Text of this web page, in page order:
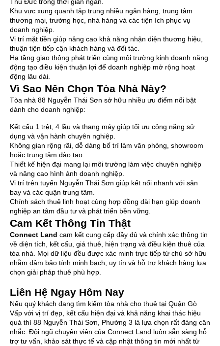
Thủ Đức trong thời gian ngắn.
Khu vực xung quanh tập trung nhiều ngân hàng, trung tâm
thương mại, trường học, nhà hàng và các tiện ích phục vụ
doanh nghiệp.
Vị trí mặt tiền giúp nâng cao khả năng nhận diện thương hiệu,
thuận tiện tiếp cận khách hàng và đối tác.
Hạ tầng giao thông phát triển cùng môi trường kinh doanh năng
động tạo điều kiện thuận lợi để doanh nghiệp mở rộng hoạt
động lâu dài.
Vì Sao Nên Chọn Tòa Nhà Này?
Tòa nhà 88 Nguyễn Thái Sơn sở hữu nhiều ưu điểm nổi bật
dành cho doanh nghiệp:
Kết cấu 1 trệt, 4 lầu và thang máy giúp tối ưu công năng sử
dụng và vận hành chuyên nghiệp.
Không gian rộng rãi, dễ dàng bố trí làm văn phòng, showroom
hoặc trung tâm đào tạo.
Thiết kế hiện đại mang lại môi trường làm việc chuyên nghiệp
và nâng cao hình ảnh doanh nghiệp.
Vị trí trên tuyến Nguyễn Thái Sơn giúp kết nối nhanh với sân
bay và các quận trung tâm.
Chính sách thuê linh hoạt cùng hợp đồng dài hạn giúp doanh
nghiệp an tâm đầu tư và phát triển bền vững.
Cam Kết Thông Tin Thật
Connect Land cam kết cung cấp đầy đủ và chính xác thông tin
về diện tích, kết cấu, giá thuê, hiện trạng và điều kiện thuê của
tòa nhà. Mọi dữ liệu đều được xác minh trực tiếp từ chủ sở hữu
nhằm đảm bảo tính minh bạch, uy tín và hỗ trợ khách hàng lựa
chọn giải pháp thuê phù hợp.
Liên Hệ Ngay Hôm Nay
Nếu quý khách đang tìm kiếm tòa nhà cho thuê tại Quận Gò
Vấp với vị trí đẹp, kết cấu hiện đại và khả năng khai thác hiệu
quả thì 88 Nguyễn Thái Sơn, Phường 3 là lựa chọn rất đáng cân
nhắc. Đội ngũ chuyên viên của Connect Land luôn sẵn sàng hỗ
trợ tư vấn, khảo sát thực tế và cập nhật thông tin mới nhất từ